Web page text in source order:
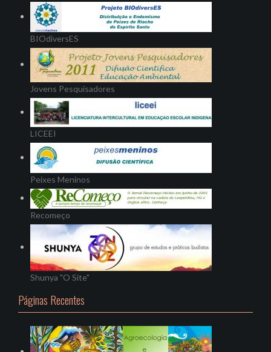
BIOdiversES
Jovens Pesquisadores
LICEEI
Peixes Meninos
Recomeço
Shunya "O Site"
Páginas Recentes